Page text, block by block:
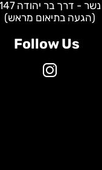
0587928535
מרכזי שיווק:
תל אביב - הברזל 31
- דרך בר יהודה 147
בתיאום מראש)